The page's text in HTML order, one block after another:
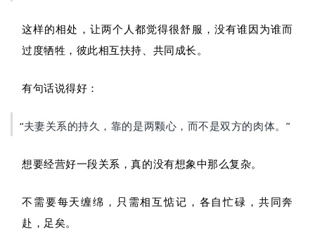
这样的相处，让两个人都觉得很舒服，没有谁因为谁而
过度牺牲，彼此相互扶持、共同成长。
有句话说得好：
“夫妻关系的持久，靠的是两颗心，而不是双方的肉体。”
想要经营好一段关系，真的没有想象中那么复杂。
不需要每天缠绵，只需相互惦记，各自忙碌，共同奔
赴，足矣。